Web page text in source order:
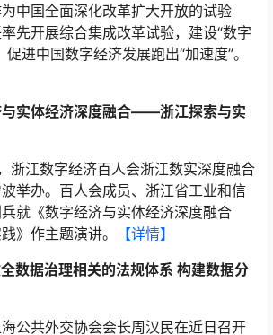
中国全面深化改革扩大开放的试验
先开展综合集成改革试验，建设“数字
进中国数字经济发展跑出“加速度”。
实体经济深度融合——浙江探索与实
浙江数字经济百人会浙江数实深度融合
举办。百人会成员、浙江省工业和信
就《数字经济与实体经济深度融合
》作主题演讲。
【详情】
数据治理相关的法规体系 构建数据分
公共外交协会会长周汉民在近日召开